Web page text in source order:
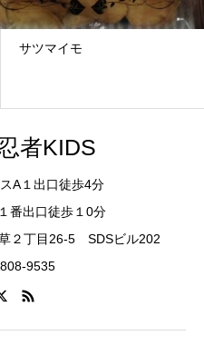
サツマイモ
者KIDS
A１出口徒歩4分
番出口徒歩１0分
２丁目26-5 SDSビル202
9535